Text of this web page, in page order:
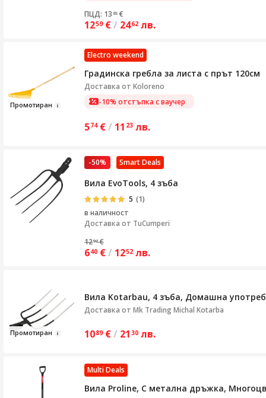
ПЦД: 13 85 €
1259 €/ 2462 лв.
Промотиран
Electro weekend
Градинска гребла за листа с прът 120см
Доставка от Koloreno
-10% отстъпка с ваучер
574 €/ 11 23 лв.
Smart Deals
-50%
Вила EvoTools, 4 зъба
5 (1)
в наличност
Доставка от TuCumperi
1292 €
640 €/ 1252 лв.
Промотиран
Вила Kotarbau, 4 зъба, Домашна
Доставка от Mk Trading Michal Kotarba
1089 €/ 21 30 лв.
Multi Deals
Вила Proline, С метална дръжка,